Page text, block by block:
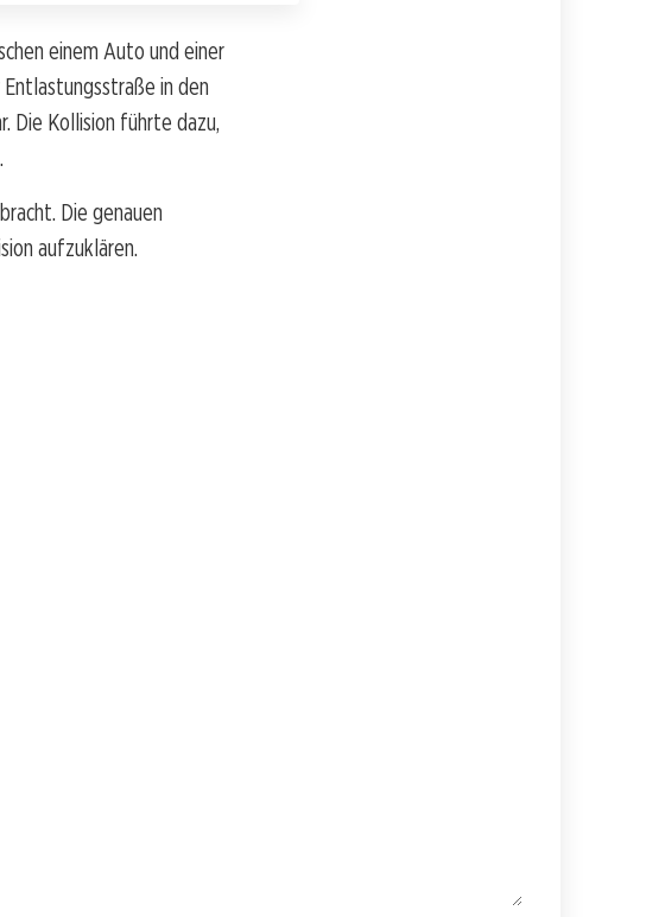
einem Auto und einer
in den
Die Kollision führte dazu,
Die genauen
aufzuklären.